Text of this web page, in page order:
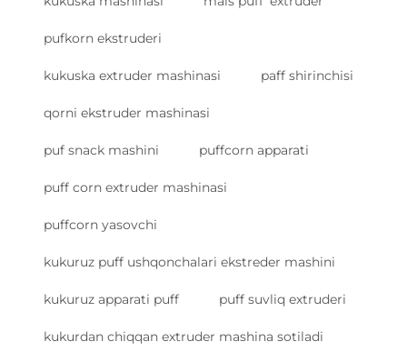
pufkorn ekstruderi
kukuska extruder mashinasi paff shirinchisi
qorni ekstruder mashinasi
puf snack mashini puffcorn apparati
puff corn extruder mashinasi
puffcorn yasovchi
kukuruz puff ushqonchalari ekstreder mashini
kukuruz apparati puff puff suvliq extruderi
kukurdan chiqqan extruder mashina sotiladi